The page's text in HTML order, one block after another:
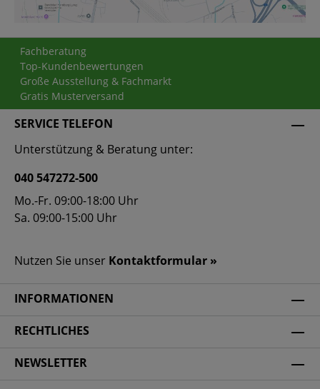
Fachberatung
Top-Kundenbewertungen
Große Ausstellung & Fachmarkt
Gratis Musterversand
SERVICE TELEFON
Unterstützung & Beratung unter:
040 547272-500
Mo.-Fr. 09:00-18:00 Uhr
Sa. 09:00-15:00 Uhr
Nutzen Sie unser Kontaktformular »
INFORMATIONEN
RECHTLICHES
NEWSLETTER